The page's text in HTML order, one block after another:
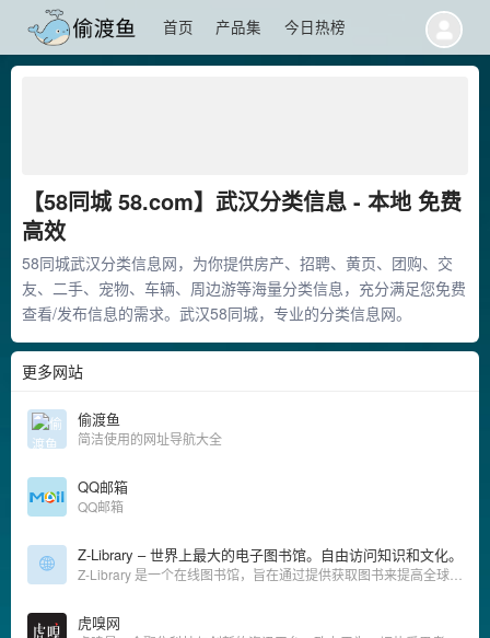
首页 产品集 今日热榜
【58同城 58.com】武汉分类信息 - 本地 免费
高效
58同城武汉分类信息网，为你提供房产、招聘、黄页、团购、交
友、二手、宠物、车辆、周边游等海量分类信息，充分满足您免费
查看/发布信息的需求。武汉58同城，专业的分类信息网。
更多网站
偷渡鱼
简洁使用的网址导航大全
QQ邮箱
QQ邮箱
Z-Library – 世界上最大的电子图书馆。自由访问知识和文化。
虎嗅网